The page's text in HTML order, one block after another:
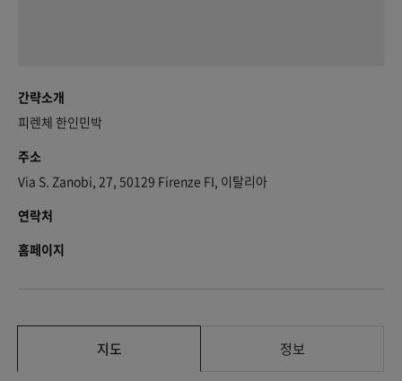
간략소개
피렌체 한인민박
주소
Via S. Zanobi, 27, 50129 Firenze FI, 이탈리아
연락처
홈페이지
지도 정보